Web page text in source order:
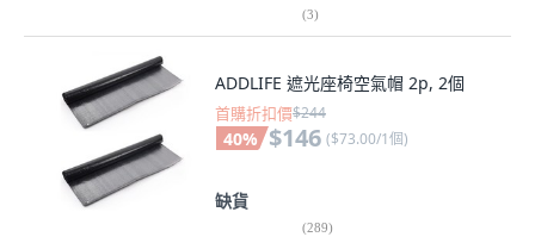
(3)
ADDLIFE 遮光座椅空氣帽 2p, 2個
首購折扣價$244
40% $146 ($73.00/1個)
缺貨
(289)